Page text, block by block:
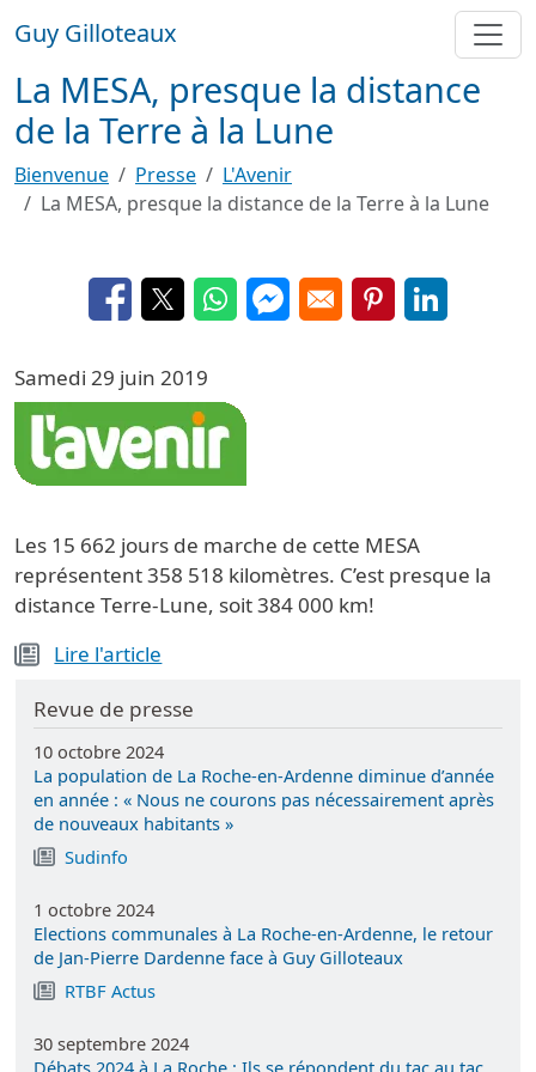
Guy Gilloteaux
La MESA, presque la distance
de la Terre à la Lune
Bienvenue Presse
L'Avenir
La MESA, presque la distance de la Terre à la Lune
Opens in a new window
Opens in a new window
Opens in a new window
Opens in a new window
Opens in a new
Opens in a
Samedi 29 juin 2019
Image
Les 15 662 jours de marche de cette MESA
représentent 358 518 kilomètres. C’est presque la
distance Terre-Lune, soit 384 000 km!
Lire l'article
Revue de presse
10 octobre 2024
La population de La Roche-en-Ardenne diminue d’année
en année : « Nous ne courons pas nécessairement après
de nouveaux habitants »
Sudinfo
1 octobre 2024
Elections communales à La Roche-en-Ardenne, le retour
de Jan-Pierre Dardenne face à Guy Gilloteaux
RTBF Actus
30 septembre 2024
Débats 2024 à La Roche : Ils se répondent du tac au tac